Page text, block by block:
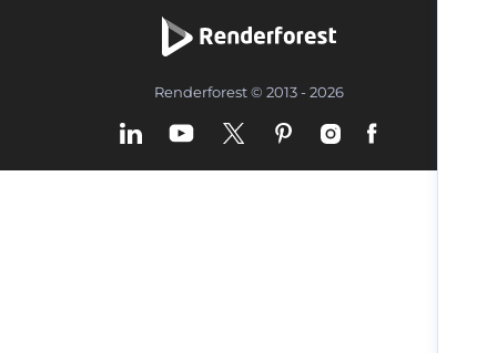
Renderforest © 2013 - 2026